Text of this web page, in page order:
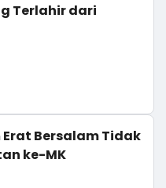
Terlahir dari
Erat Bersalam Tidak
ke-MK